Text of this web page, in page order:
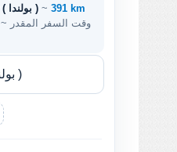
بولندا ) - Tczew ( بولندا ) ~
391 km
. وقت السفر المقدر ~